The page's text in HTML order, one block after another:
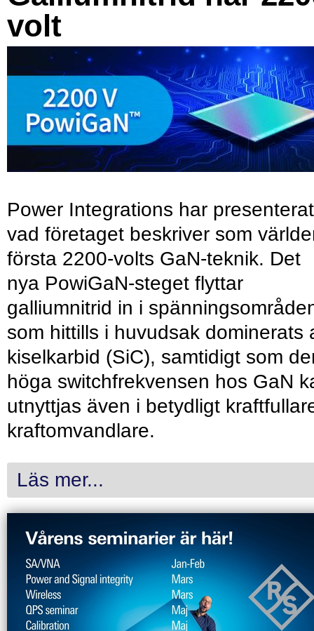
volt
Power Integrations har presenterat
vad företaget beskriver som
första 2200-volts GaN-teknik. Det
nya PowiGaN-steget flyttar
galliumnitrid in i
som hittills i huvudsak dominerats
kiselkarbid (SiC), samtidigt som
höga switchfrekvensen hos GaN
utnyttjas även i betydligt
kraftomvandlare.
Läs mer...